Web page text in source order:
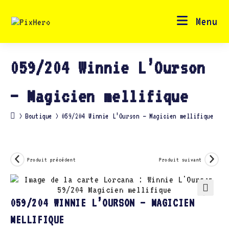
content
Menu
059/204 Winnie L’Ourson
– Magicien mellifique
> Boutique > 059/204 Winnie L’Ourson – Magicien mellifique
Produit précédent Produit suivant
059/204 WINNIE L’OURSON – MAGICIEN
MELLIFIQUE